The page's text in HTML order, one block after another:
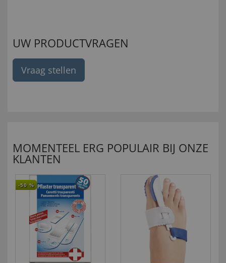
UW PRODUCTVRAGEN
Vraag stellen
MOMENTEEL ERG POPULAIR BIJ ONZE
KLANTEN
-50 %